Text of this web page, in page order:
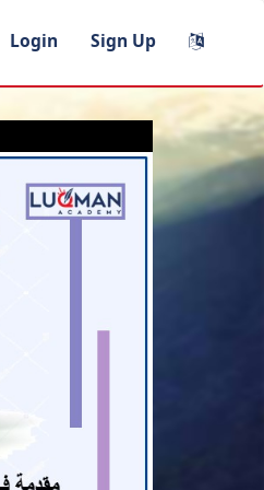
Login Sign Up